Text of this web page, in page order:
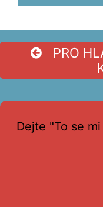
PRO
Dejte "To se